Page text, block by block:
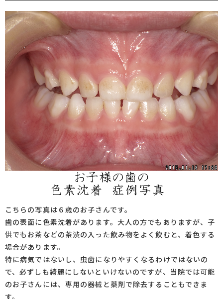
こちらの写真は６歳のお子さんです。
歯の表面に色素沈着があります。大人の方でもありますが、子
供でもお茶などの茶渋の入った飲み物をよく飲むと、着色する
場合があります。
特に病気ではないし、虫歯になりやすくなるわけではないの
で、必ずしも綺麗にしないといけないのですが、当院では可能
のお子さんには、専用の器械と薬剤で除去することもできま
す。